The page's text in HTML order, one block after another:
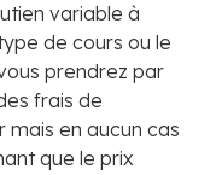
variable à
de cours ou le
prendrez par
frais de
en aucun cas
que le prix